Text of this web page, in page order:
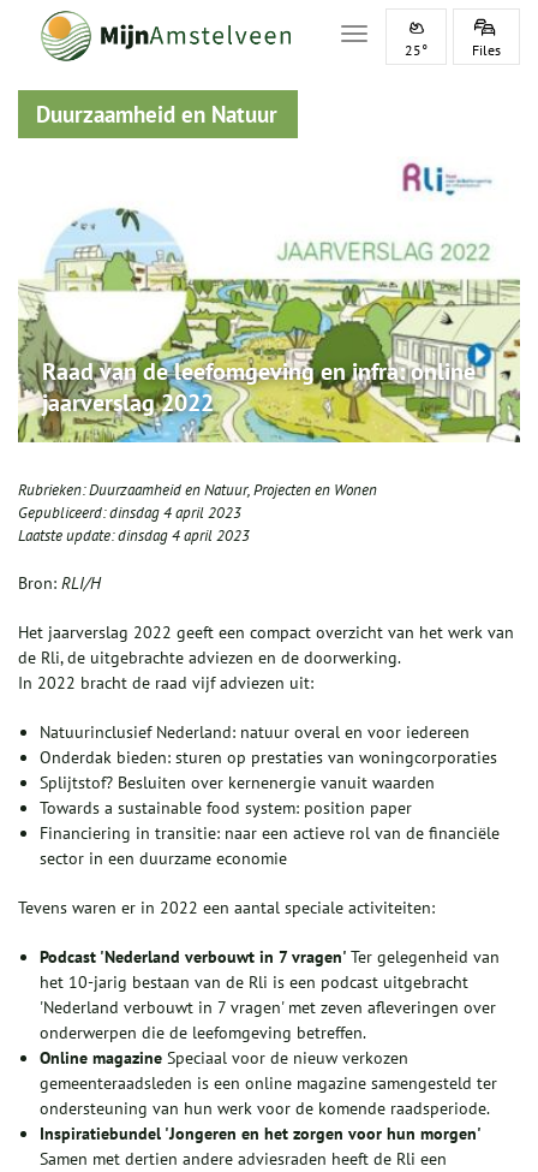
Toggle navigation
25° Files
Duurzaamheid en Natuur
Raad van de leefomgeving en infra: online
jaarverslag 2022
Rubrieken:Duurzaamheid en Natuur,Projecten en Wonen
Gepubliceerd:dinsdag 4 april 2023
Laatste update:dinsdag 4 april 2023
Bron: RLI/H
Het jaarverslag 2022 geeft een compact overzicht van het werk van
de Rli, de uitgebrachte adviezen en de doorwerking.
In 2022 bracht de raad vijf adviezen uit:
Natuurinclusief Nederland: natuur overal en voor iedereen
Onderdak bieden: sturen op prestaties van woningcorporaties
Splijtstof? Besluiten over kernenergie vanuit waarden
Towards a sustainable food system: position paper
Financiering in transitie: naar een actieve rol van de financiële
sector in een duurzame economie
Tevens waren er in 2022 een aantal speciale activiteiten:
Podcast 'Nederland verbouwt in 7 vragen' Ter gelegenheid van
het 10-jarig bestaan van de Rli is een podcast uitgebracht
'Nederland verbouwt in 7 vragen' met zeven afleveringen over
onderwerpen die de leefomgeving betreffen.
Online magazine Speciaal voor de nieuw verkozen
gemeenteraadsleden is een online magazine samengesteld ter
ondersteuning van hun werk voor de komende raadsperiode.
Inspiratiebundel 'Jongeren en het zorgen voor hun morgen'
Samen met dertien andere adviesraden heeft de Rli een